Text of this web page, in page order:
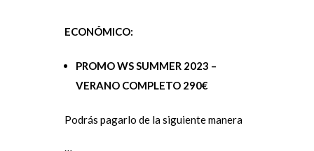
ECONÓMICO:
PROMO WS SUMMER 2023 –
VERANO COMPLETO 290€
Podrás pagarlo de la siguiente manera